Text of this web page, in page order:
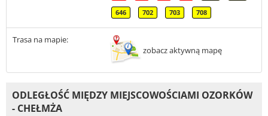
646 702 703 708
Trasa na mapie:
zobacz aktywną mapę
ODLEGŁOŚĆ MIĘDZY MIEJSCOWOŚCIAMI OZORKÓW
- CHEŁMŻA